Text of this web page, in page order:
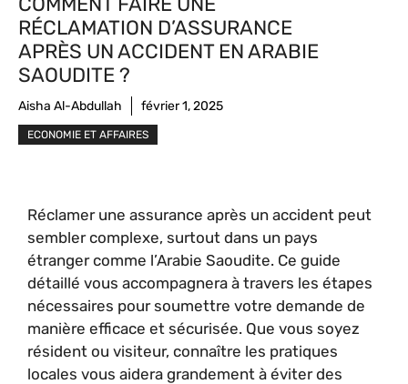
RÉCLAMATION D’ASSURANCE
APRÈS UN ACCIDENT EN ARABIE
SAOUDITE ?
Aisha Al-Abdullah février 1, 2025
ECONOMIE ET AFFAIRES
Réclamer une assurance après un accident peut
sembler complexe, surtout dans un pays
étranger comme l’Arabie Saoudite. Ce guide
détaillé vous accompagnera à travers les étapes
nécessaires pour soumettre votre demande de
manière efficace et sécurisée. Que vous soyez
résident ou visiteur, connaître les pratiques
locales vous aidera grandement à éviter des